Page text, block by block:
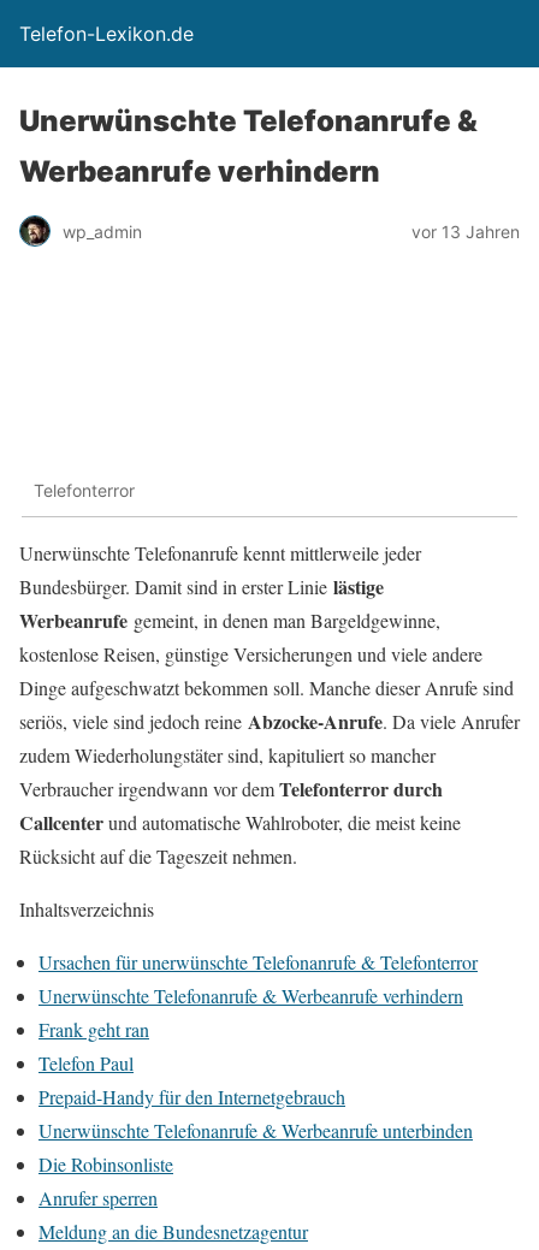
Telefon-Lexikon.de
Unerwünschte Telefonanrufe &
Werbeanrufe verhindern
wp_admin vor 13 Jahren
Telefonterror
Unerwünschte Telefonanrufe kennt mittlerweile jeder
Bundesbürger. Damit sind in erster Linie lästige
Werbeanrufe gemeint, in denen man Bargeldgewinne,
kostenlose Reisen, günstige Versicherungen und viele andere
Dinge aufgeschwatzt bekommen soll. Manche dieser Anrufe sind
seriös, viele sind jedoch reine Abzocke-Anrufe. Da viele Anrufer
zudem Wiederholungstäter sind, kapituliert so mancher
Verbraucher irgendwann vor demTelefonterror durch
Callcenterund automatische Wahlroboter, die meist keine
Rücksicht auf die Tageszeit nehmen.
Inhaltsverzeichnis
Ursachen für unerwünschte Telefonanrufe & Telefonterror
Unerwünschte Telefonanrufe & Werbeanrufe verhindern
Frank geht ran
Telefon Paul
Prepaid-Handy für den Internetgebrauch
Unerwünschte Telefonanrufe & Werbeanrufe unterbinden
Die Robinsonliste
Anrufer sperren
Meldung an die Bundesnetzagentur